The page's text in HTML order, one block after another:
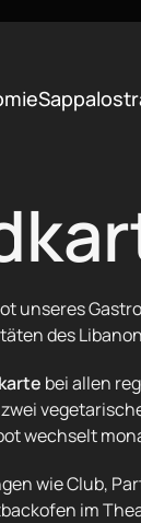
unseres
des
bei allen
wechselt
wie Club,
im